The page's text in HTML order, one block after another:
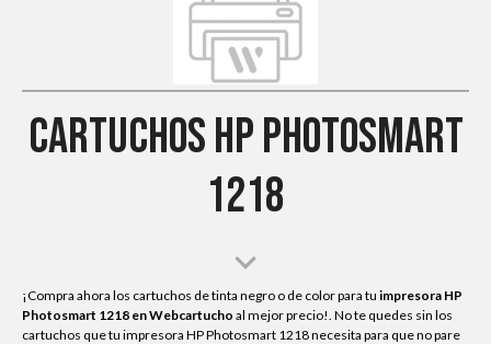
Cartuchos HP Photosmart
1218
¡Compra ahora los cartuchos de tinta negro o de color para tu impresora HP
Photosmart 1218 en Webcartucho al mejor precio!. No te quedes sin los
cartuchos que tu impresora HP Photosmart 1218 necesita para que no pare